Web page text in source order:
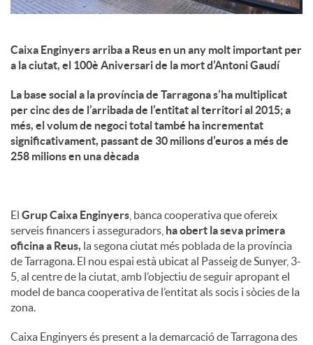
Caixa Enginyers arriba a Reus en un any molt important per
a la ciutat, el 100è Aniversari de la mort d’Antoni Gaudí
La base social a la província de Tarragona s’ha multiplicat
per cinc des de l’arribada de l’entitat al territori al 2015; a
més, el volum de negoci total també ha incrementat
significativament, passant de 30 milions d’euros a més de
258 milions en una dècada
El Grup Caixa Enginyers , banca cooperativa que ofereix
serveis financers i asseguradors, ha obert la seva primera
oficina a Reus, la segona ciutat més poblada de la província
de Tarragona. El nou espai està ubicat al Passeig de Sunyer, 3-
5, al centre de la ciutat, amb l’objectiu de seguir apropant el
model de banca cooperativa de l’entitat als socis i sòcies de la
zona.
Caixa Enginyers és present a la demarcació de Tarragona des